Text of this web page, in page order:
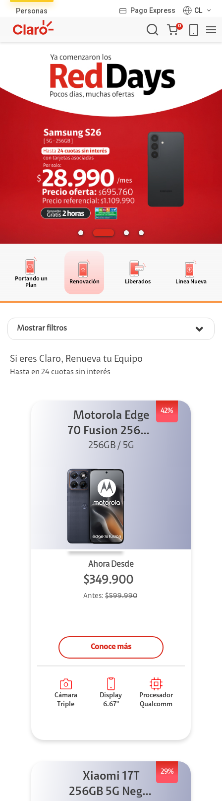
Personas Pago Express
CL
Carro
de
0
Portando un
Plan
Renovación Liberados Línea Nueva
Mostrar filtros
productos
Si eres Claro, Renueva tu Equipo
Hasta en 24 cuotas sin interés
42%
Motorola Edge
70 Fusion 256GB
Azul
256GB / 5G
Ahora Desde
$349.900
Antes: $599.990
Conoce más
Cámara
Triple
Display
6.67"
Procesador
Qualcomm
29%
Xiaomi 17T
256GB 5G Negro